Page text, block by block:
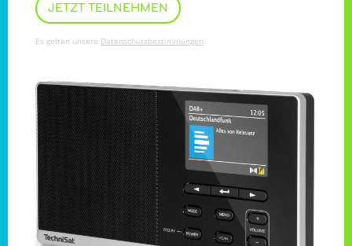
Es gelten unsere Datenschutzbestimmungen.